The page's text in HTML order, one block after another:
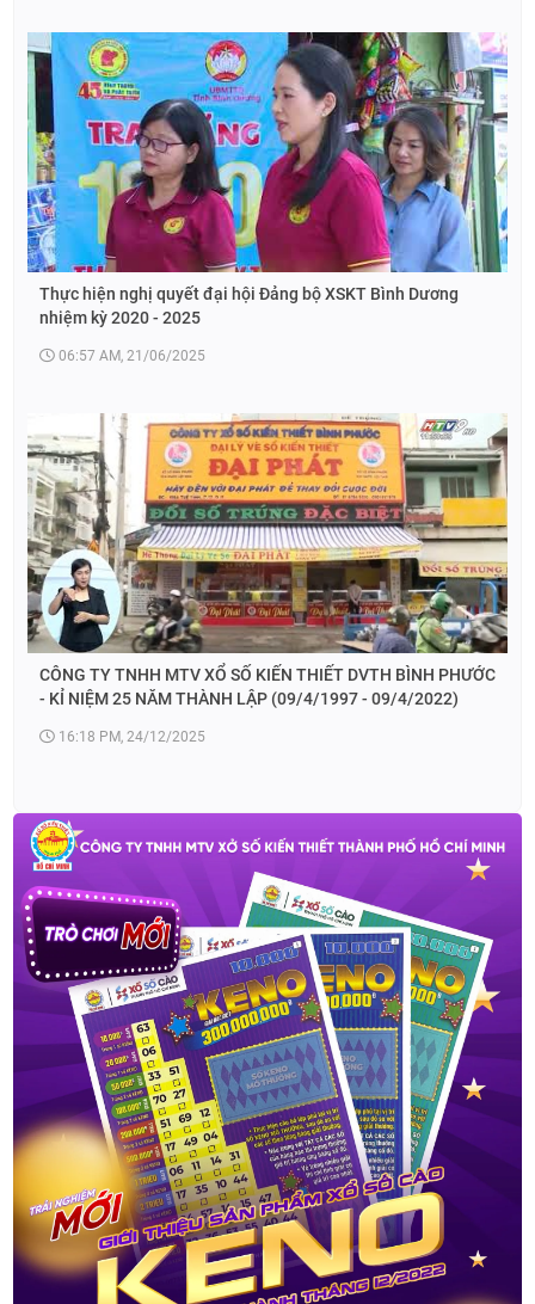
Thực hiện nghị quyết đại hội Đảng bộ XSKT Bình Dương
nhiệm kỳ 2020 - 2025
06:57 AM, 21/06/2025
CÔNG TY TNHH MTV XỔ SỐ KIẾN THIẾT DVTH BÌNH PHƯỚC
- KỈ NIỆM 25 NĂM THÀNH LẬP (09/4/1997 - 09/4/2022)
16:18 PM, 24/12/2025